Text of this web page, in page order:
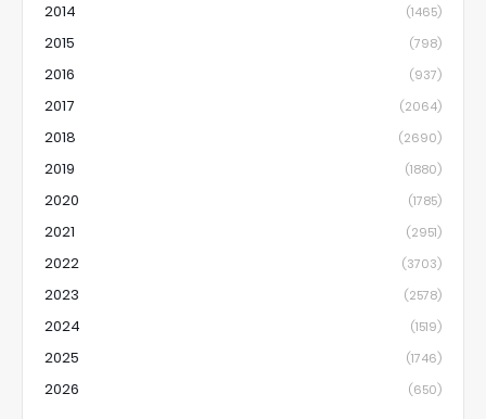
2014 (1465)
2015 (798)
2016 (937)
2017 (2064)
2018 (2690)
2019 (1880)
2020 (1785)
2021 (2951)
2022 (3703)
2023 (2578)
2024 (1519)
2025 (1746)
2026 (650)